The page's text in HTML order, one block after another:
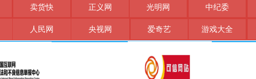
人民网 央视网 爱奇艺 游戏大全
卖货快 正义网 光明网 中纪委